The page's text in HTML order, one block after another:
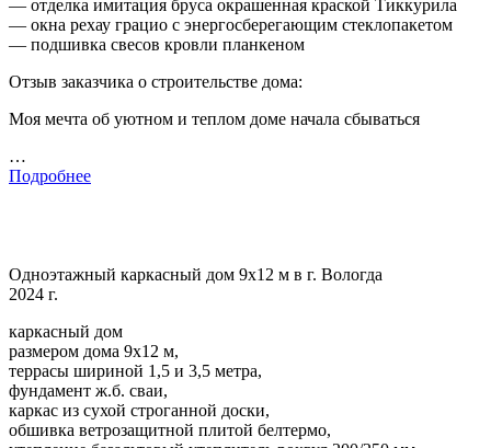
— отделка имитация бруса окрашенная краской Тиккурила
— окна рехау грацио с энергосберегающим стеклопакетом
— подшивка свесов кровли планкеном
Отзыв заказчика о строительстве дома:
Моя мечта об уютном и теплом доме начала сбываться
…
Подробнее
Одноэтажный каркасный дом 9х12 м в г. Вологда
2024 г.
каркасный дом
размером дома 9х12 м,
террасы шириной 1,5 и 3,5 метра,
фундамент ж.б. сваи,
каркас из сухой строганной доски,
обшивка ветрозащитной плитой белтермо,